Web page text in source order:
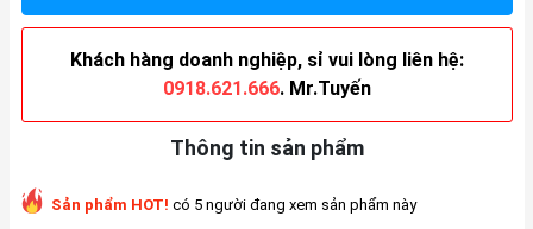
Khách hàng doanh nghiệp, sỉ vui lòng liên hệ:
0918.621.666. Mr.Tuyến
Thông tin sản phẩm
Sản phẩm HOT! có 5 người đang xem sản phẩm này